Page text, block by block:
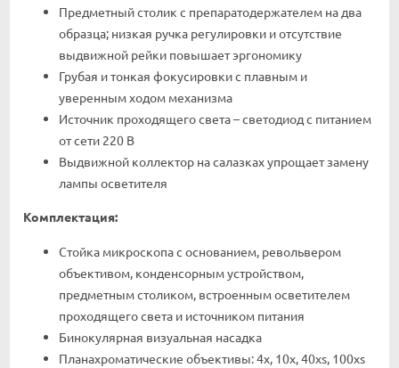
Предметный столик с препаратодержателем на два
образца; низкая ручка регулировки и отсутствие
выдвижной рейки повышает эргономику
Грубая и тонкая фокусировки с плавным и
уверенным ходом механизма
Источник проходящего света – светодиод с питанием
от сети 220 В
Выдвижной коллектор на салазках упрощает замену
лампы осветителя
Комплектация:
Стойка микроскопа с основанием, револьвером
объективом, конденсорным устройством,
предметным столиком, встроенным осветителем
проходящего света и источником питания
Бинокулярная визуальная насадка
Планахроматические объективы: 4x, 10x, 40xs, 100xs